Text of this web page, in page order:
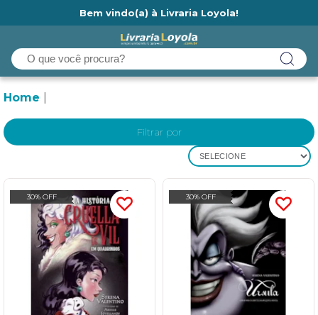
Bem vindo(a) à Livraria Loyola!
Home
Filtrar por
SELECIONE
30% OFF 30% OFF